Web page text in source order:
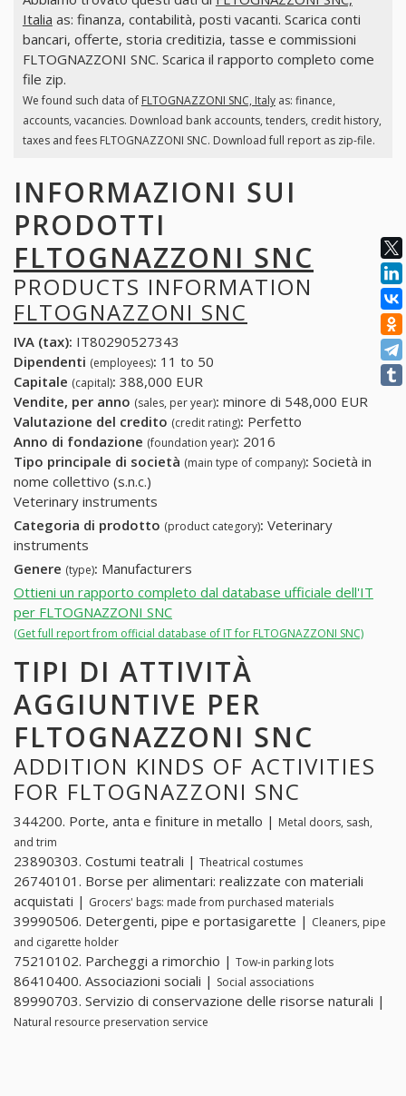
Italia as: finanza, contabilità, posti vacanti. Scarica conti
bancari, offerte, storia creditizia, tasse e commissioni
FLTOGNAZZONI SNC. Scarica il rapporto completo come
file zip.
We found such data of FLTOGNAZZONI SNC, Italyas: finance,
accounts, vacancies. Download bank accounts, tenders, credit history,
taxes and fees FLTOGNAZZONI SNC. Download full report as zip-file.
INFORMAZIONI SUI
PRODOTTI
FLTOGNAZZONI SNC
PRODUCTS INFORMATION
FLTOGNAZZONI SNC
IVA (tax): IT80290527343
Dipendenti (employees): 11 to 50
Capitale (capital): 388,000 EUR
Vendite, per anno (sales, per year): minore di 548,000 EUR
Valutazione del credito (credit rating): Perfetto
Anno di fondazione (foundation year): 2016
Tipo principale di società (main type of company): Società in
nome collettivo (s.n.c.)
Veterinary instruments
Categoria di prodotto (product category): Veterinary
instruments
Genere (type): Manufacturers
Ottieni un rapporto completo dal database ufficiale dell'IT
per FLTOGNAZZONI SNC
(Get full report from official database of IT for FLTOGNAZZONI SNC)
TIPI DI ATTIVITÀ
AGGIUNTIVE PER
FLTOGNAZZONI SNC
ADDITION KINDS OF ACTIVITIES
FOR FLTOGNAZZONI SNC
344200. Porte, anta e finiture in metallo | Metal doors, sash,
and trim
23890303. Costumi teatrali | Theatrical costumes
26740101. Borse per alimentari: realizzate con materiali
acquistati | Grocers' bags: made from purchased materials
39990506. Detergenti, pipe e portasigarette | Cleaners, pipe
and cigarette holder
75210102. Parcheggi a rimorchio | Tow-in parking lots
86410400. Associazioni sociali | Social associations
89990703. Servizio di conservazione delle risorse naturali |
Natural resource preservation service